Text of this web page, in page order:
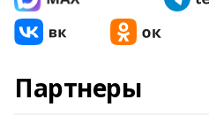
Партнеры